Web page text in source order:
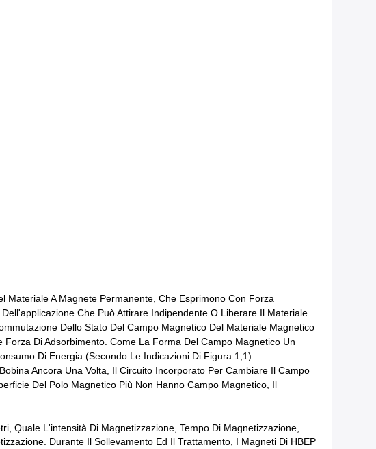
Materiale A Magnete Permanente, Che Esprimono Con Forza
Che Può Attirare Indipendente O Liberare Il Materiale.
Dello Stato Del Campo Magnetico Del Materiale Magnetico
Di Adsorbimento. Come La Forma Del Campo Magnetico Un
Di Energia (secondo Le Indicazioni Di Figura 1,1)
Ancora Una Volta, Il Circuito Incorporato Per Cambiare Il Campo
Del Polo Magnetico Più Non Hanno Campo Magnetico, Il
Quale L'intensità Di Magnetizzazione, Tempo Di Magnetizzazione,
Durante Il Sollevamento Ed Il Trattamento, I Magneti Di HBEP